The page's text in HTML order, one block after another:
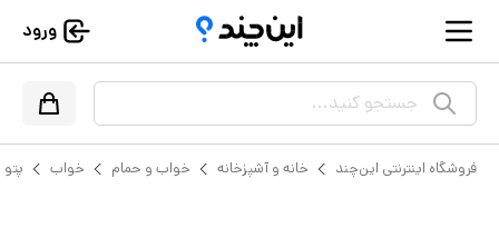
ورود
جستجو کنید...
فروشگاه اینترنتی این‌چند خانه و آشپزخانه خواب و حمام خواب پتو